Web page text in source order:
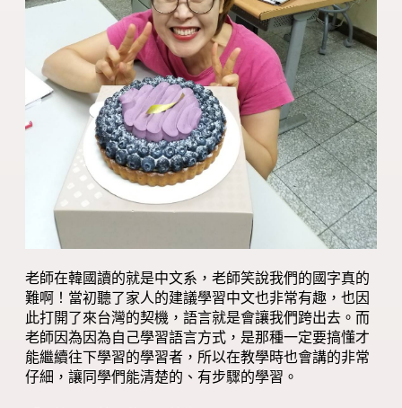
老師在韓國讀的就是中文系，老師笑說我們的國字真的
難啊！當初聽了家人的建議學習中文也非常有趣，也因
此打開了來台灣的契機，語言就是會讓我們跨出去。而
老師因為因為自己學習語言方式，是那種一定要搞懂才
能繼續往下學習的學習者，所以在教學時也會講的非常
仔細，讓同學們能清楚的、有步驟的學習。